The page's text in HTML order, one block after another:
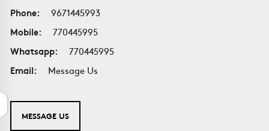
Phone:
9671445993
Mobile:
770445995
Whatsapp:
770445995
Email:
Message Us
MESSAGE US